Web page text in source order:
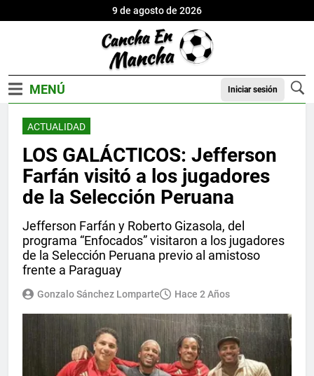
9 de agosto de 2026
Iniciar sesión
ACTUALIDAD
LOS GALÁCTICOS: Jefferson
Farfán visitó a los jugadores
de la Selección Peruana
Jefferson Farfán y Roberto Gizasola, del
programa “Enfocados” visitaron a los jugadores
de la Selección Peruana previo al amistoso
frente a Paraguay
Gonzalo Sánchez Lomparte Hace 2 Años